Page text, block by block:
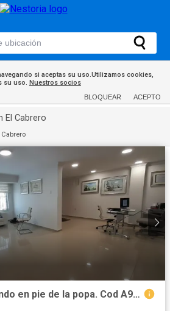
si aceptas su uso.Utilizamos cookies,
su uso. Nuestros socios
BLOQUEAR ACEPTO
El Cabrero
casa-local en arriendo en pie de la popa. Cod A93797